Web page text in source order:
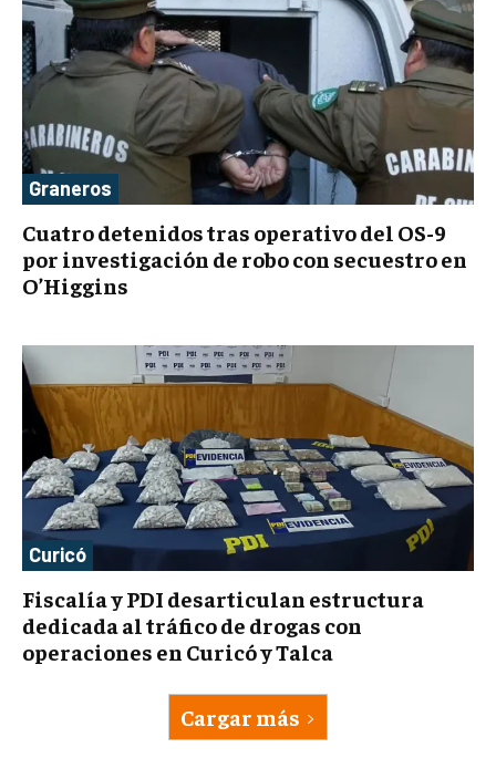
Graneros
Cuatro detenidos tras operativo del OS-9
por investigación de robo con secuestro en
O’Higgins
Curicó
Fiscalía y PDI desarticulan estructura
dedicada al tráfico de drogas con
operaciones en Curicó y Talca
Cargar más